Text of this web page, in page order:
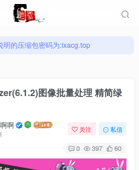
明的压缩包密码为:ixacg.top
明的压缩包密码为:ixacg.top
图像批量处理 精简绿
啊 关注 私信
0 397 60